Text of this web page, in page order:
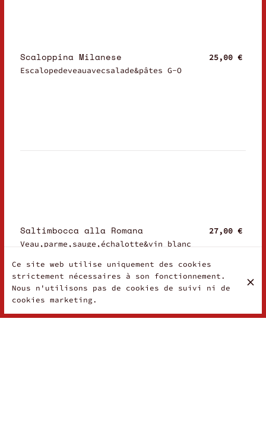
Scaloppina Milanese
Escalopedeveauavecsalade&pâtes G-O
25,00 €
Saltimbocca alla Romana
Veau,parme,sauge,échalotte&vin blanc
27,00 €
Ce site web utilise uniquement des cookies
strictement nécessaires à son fonctionnement.
Nous n'utilisons pas de cookies de suivi ni de
cookies marketing.